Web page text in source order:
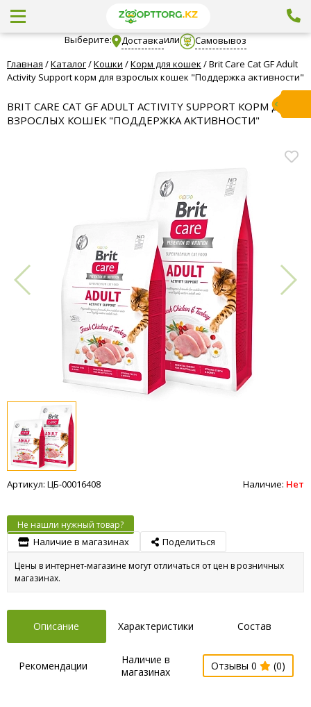
Выберите: Доставкаили
Самовывоз
Главная /Каталог/Кошки /Корм для кошек /Brit Care Cat GF Adult
Activity Support корм для взрослых кошек "Поддержка активности"
BRIT CARE CAT GF ADULT ACTIVITY SUPPORT КОРМ ДЛЯ
ВЗРОСЛЫХ КОШЕК "ПОДДЕРЖКА АКТИВНОСТИ"
Артикул: ЦБ-00016408 Наличие: Нет
Не нашли нужный товар?
Наличие в магазинах Поделиться
Цены в интернет-магазине могут отличаться от цен в розничных
магазинах.
Описание Характеристики Состав
Рекомендации
Наличие в
магазинах
Отзывы 0 (0)